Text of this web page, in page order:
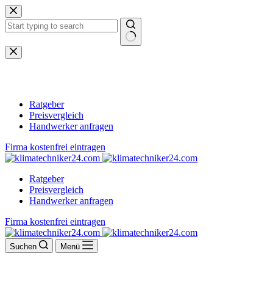
Zum
Inhalt
springen
Keine
Ergebnisse
Ratgeber
Preisvergleich
Handwerker anfragen
Firma kostenfrei eintragen
Ratgeber
Preisvergleich
Handwerker anfragen
Firma kostenfrei eintragen
Suchen Menü